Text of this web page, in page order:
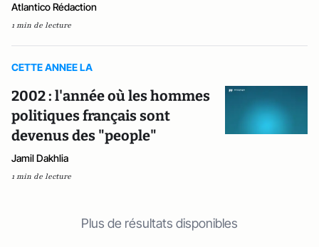
Atlantico Rédaction
1 min de lecture
CETTE ANNEE LA
2002 : l'année où les hommes
politiques français sont
devenus des "people"
Jamil Dakhlia
1 min de lecture
Plus de résultats disponibles